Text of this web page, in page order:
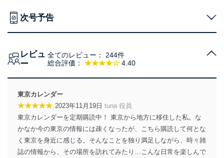
法令遵守
に、これらの法令及びその他の規範を常に適合させま
当社は、個人情報の正確性及び安全性を確保するため
に、下記セキュリティ対策をはじめとする安全対策を実
施し、個人情報の漏えい、滅失またはき損の防止及び是
正に努めます。
アクセス制御
個人データを取り扱うことのできる機器及び当該
次号予告
レビュ
ー
総合評価： ★★★★☆ 4.40
全てのレビュー： 244件
東京カレンダー
★★★★★ 2023年11月19日 tuna 役員
東京カレンダーを定期購読中！ 東京から地方に移住した私。な
かなか今の東京の情報には疎くなったが、こちら購読して何とな
く東京を身近に感じる。そんなことを独り満足しながら、時々雑
誌の情報から、その場所を訪れてみたり…こんな日常を楽しんで